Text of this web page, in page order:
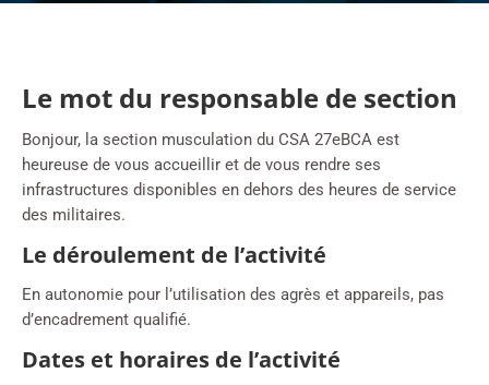
Le mot du responsable de section
Bonjour, la section musculation du CSA 27eBCA est
heureuse de vous accueillir et de vous rendre ses
infrastructures disponibles en dehors des heures de service
des militaires.
Le déroulement de l’activité
En autonomie pour l’utilisation des agrès et appareils, pas
d’encadrement qualifié.
Dates et horaires de l’activité